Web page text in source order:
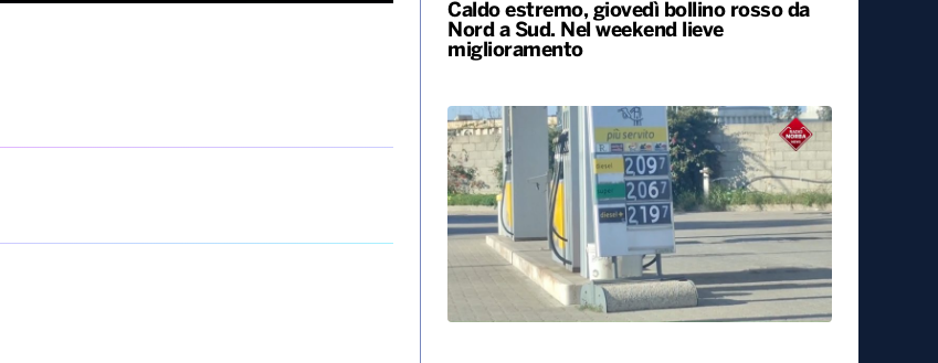
Caldo estremo, giovedì bollino rosso da
Nord a Sud. Nel weekend lieve
miglioramento